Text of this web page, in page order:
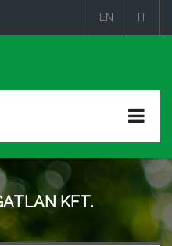
EN IT
KFT.